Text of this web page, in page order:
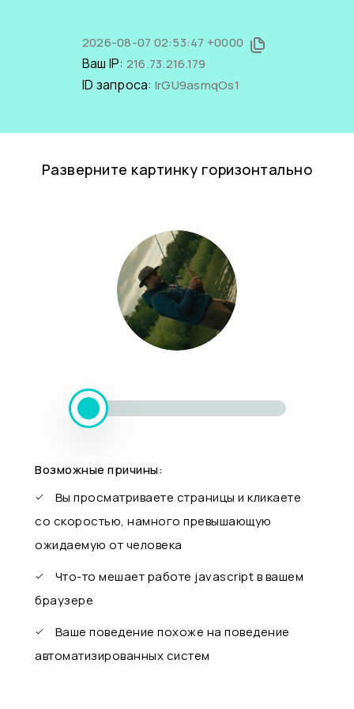
2026-08-07 02:53:47 +0000
Ваш IP: 216.73.216.179
ID запроса: lrGU9asmqOs1
Разверните картинку горизонтально
Возможные причины:
Вы просматриваете страницы и кликаете
со скоростью, намного превышающую
ожидаемую от человека
Что-то мешает работе javascript в вашем
браузере
Ваше поведение похоже на поведение
автоматизированных систем